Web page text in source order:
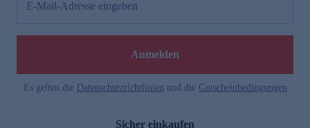
E-Mail-Adresse eingeben
Anmelden
Es gelten die Datenschutzrichtlinien und die Gutscheinbedingungen
Sicher einkaufen